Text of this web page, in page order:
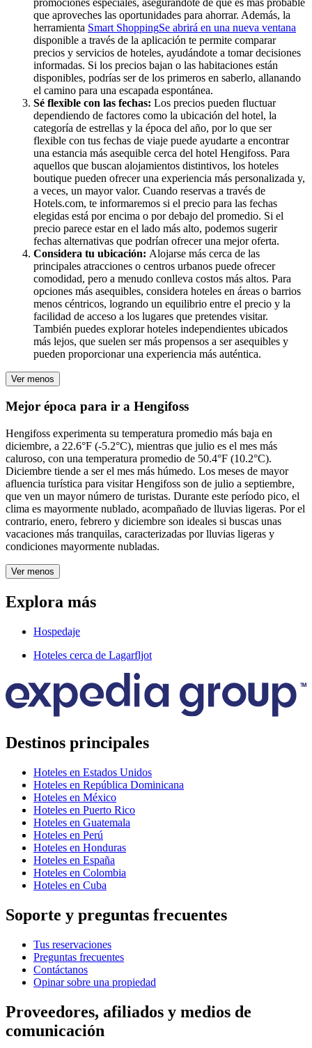
que aproveches las oportunidades para ahorrar. Además, la
herramienta Smart ShoppingSe abrirá en una nueva ventana
disponible a través de la aplicación te permite comparar
precios y servicios de hoteles, ayudándote a tomar decisiones
informadas. Si los precios bajan o las habitaciones están
disponibles, podrías ser de los primeros en saberlo, allanando
el camino para una escapada espontánea.
Sé flexible con las fechas: Los precios pueden fluctuar
dependiendo de factores como la ubicación del hotel, la
categoría de estrellas y la época del año, por lo que ser
flexible con tus fechas de viaje puede ayudarte a encontrar
una estancia más asequible cerca del hotel Hengifoss. Para
aquellos que buscan alojamientos distintivos, los hoteles
boutique pueden ofrecer una experiencia más personalizada y,
a veces, un mayor valor. Cuando reservas a través de
Hotels.com, te informaremos si el precio para las fechas
elegidas está por encima o por debajo del promedio. Si el
precio parece estar en el lado más alto, podemos sugerir
fechas alternativas que podrían ofrecer una mejor oferta.
Considera tu ubicación: Alojarse más cerca de las
principales atracciones o centros urbanos puede ofrecer
comodidad, pero a menudo conlleva costos más altos. Para
opciones más asequibles, considera hoteles en áreas o barrios
menos céntricos, logrando un equilibrio entre el precio y la
facilidad de acceso a los lugares que pretendes visitar.
También puedes explorar hoteles independientes ubicados
más lejos, que suelen ser más propensos a ser asequibles y
pueden proporcionar una experiencia más auténtica.
Ver menos
Mejor época para ir a Hengifoss
Hengifoss experimenta su temperatura promedio más baja en
diciembre, a 22.6°F (-5.2°C), mientras que julio es el mes más
caluroso, con una temperatura promedio de 50.4°F (10.2°C).
Diciembre tiende a ser el mes más húmedo. Los meses de mayor
afluencia turística para visitar Hengifoss son de julio a septiembre,
que ven un mayor número de turistas. Durante este período pico, el
clima es mayormente nublado, acompañado de lluvias ligeras. Por el
contrario, enero, febrero y diciembre son ideales si buscas unas
vacaciones más tranquilas, caracterizadas por lluvias ligeras y
condiciones mayormente nubladas.
Ver menos
Explora más
Hospedaje
Hoteles cerca de Lagarfljot
Destinos principales
Hoteles en Estados Unidos
Hoteles en República Dominicana
Hoteles en México
Hoteles en Puerto Rico
Hoteles en Guatemala
Hoteles en Perú
Hoteles en Honduras
Hoteles en España
Hoteles en Colombia
Hoteles en Cuba
Soporte y preguntas frecuentes
Tus reservaciones
Preguntas frecuentes
Contáctanos
Opinar sobre una propiedad
Proveedores, afiliados y medios de
comunicación